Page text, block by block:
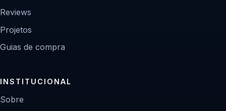
Reviews
Projetos
Guias de compra
INSTITUCIONAL
Sobre